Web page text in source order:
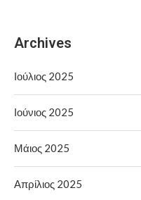
Archives
Ιούλιος 2025
Ιούνιος 2025
Μάιος 2025
Απρίλιος 2025